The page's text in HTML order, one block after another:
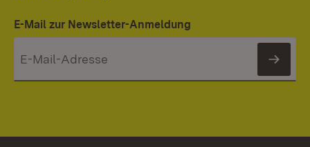
E-Mail zur Newsletter-Anmeldung